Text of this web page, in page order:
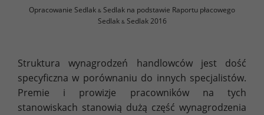
Opracowanie Sedlak & Sedlak na podstawie Raportu płacowego
Sedlak &Sedlak 2016
Struktura wynagrodzeń handlowców jest dość
specyficzna w porównaniu do innych specjalistów.
Premie i prowizje pracowników na tych
stanowiskach stanowią dużą część wynagrodzenia